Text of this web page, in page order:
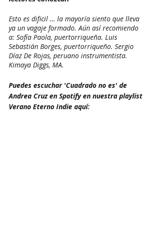
Esto es dificil … la mayoría siento que lleva
ya un vagaje formado. Aún así recomiendo
a: Sofía Paola, puertorriqueña. Luis
Sebastián Borges, puertorriqueño. Sergio
Díaz De Rojas, peruano instrumentista.
Kimaya Diggs, MA.
Puedes escuchar 'Cuadrado no es' de
Andrea Cruz en Spotify en nuestra playlist
Verano Eterno Indie aquí: